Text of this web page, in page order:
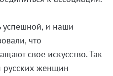
успешной, и наши
что
свое искусство. Так
русских женщин